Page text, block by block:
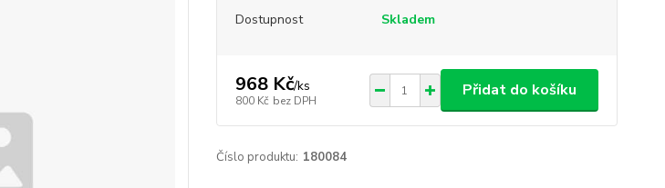
Dostupnost Skladem
968 Kč/ks
800 Kč bez DPH
Přidat do košíku
Číslo produktu: 180084